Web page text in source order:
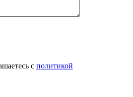
с политикой